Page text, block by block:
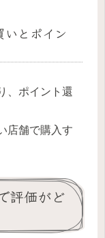
いとポイン
、ポイント還
店舗で購入す
評価がど